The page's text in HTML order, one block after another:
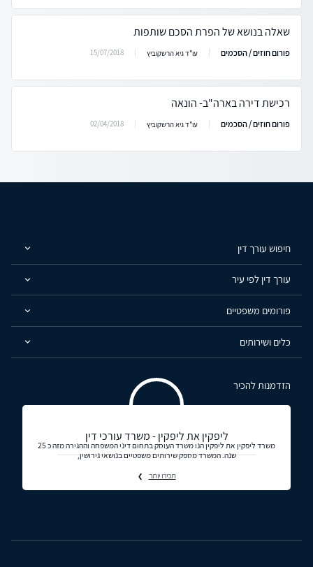
שאלה בנושא של הפרת הסכם שותפות
פורום חוזים / הסכמים עו"ד גיא הרשקוביץ 15/07/2018
רכישת דירה בארה"ב- הונאה
פורום חוזים / הסכמים עו"ד גיא הרשקוביץ 02/04/2018
חיפוש עורך דין
עורך דין לפי עיר
פורומים משפטיים
כלים ושירותים
הזדמנות להכיר
ליפקין את ליפקין - משרד עורכי דין
משרד ליפקין את ליפקין הנו משרד העוסק בתחום דיני המשפחה וההגירה מזה כ 25
שנה. המשרד מספק שירותים משפטיים בנושאי גירושין,
תכירו יותר